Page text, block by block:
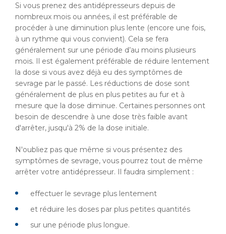
Si vous prenez des antidépresseurs depuis de
nombreux mois ou années, il est préférable de
procéder à une diminution plus lente (encore une fois,
à un rythme qui vous convient). Cela se fera
généralement sur une période d’au moins plusieurs
mois. Il est également préférable de réduire lentement
la dose si vous avez déjà eu des symptômes de
sevrage par le passé. Les réductions de dose sont
généralement de plus en plus petites au fur et à
mesure que la dose diminue. Certaines personnes ont
besoin de descendre à une dose très faible avant
d'arrêter, jusqu'à 2% de la dose initiale.
N'oubliez pas que même si vous présentez des
symptômes de sevrage, vous pourrez tout de même
arrêter votre antidépresseur. Il faudra simplement :
effectuer le sevrage plus lentement
et réduire les doses par plus petites quantités
sur une période plus longue.